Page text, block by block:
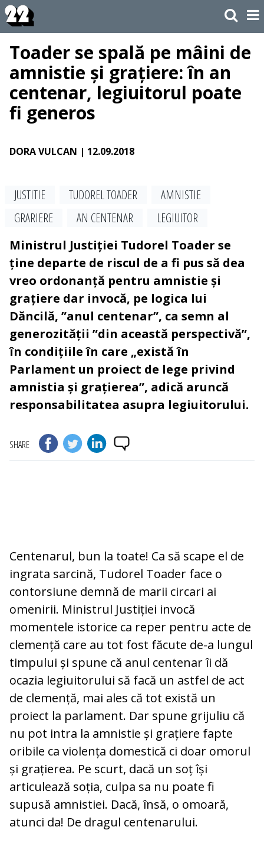
Toader se spală pe mâini de
amnistie și grațiere: în an
centenar, legiuitorul poate
fi generos
DORA VULCAN | 12.09.2018
JUSTITIE TUDOREL TOADER
AMNISTIE
GRARIERE
AN CENTENAR
LEGIUITOR
Ministrul Justiției Tudorel Toader se
ține departe de riscul de a fi pus să dea
vreo ordonanță pentru amnistie și
grațiere dar invocă, pe logica lui
Dăncilă, ”anul centenar”, ca semn al
generozității ”din această perspectivă”,
în condițiile în care „există în
Parlament un proiect de lege privind
amnistia și grațierea”, adică aruncă
responsabilitatea asupra legiuitorului.
SHARE
Centenarul, bun la toate! Ca să scape el de
ingrata sarcină, Tudorel Toader face o
contorsiune demnă de marii circari ai
omenirii. Ministrul Justiției invocă
momentele istorice ca reper pentru acte de
clemență care au tot fost făcute de-a lungul
timpului și spune că anul centenar îi dă
ocazia legiuitorului să facă un astfel de act
de clemență, mai ales că tot există un
proiect la parlament. Dar spune grijuliu că
nu pot intra la amnistie și grațiere fapte
oribile ca violența domestică ci doar omorul
și grațierea. Pe scurt, dacă un soț își
articulează soția, culpa sa nu poate fi
supusă amnistiei. Dacă, însă, o omoară,
atunci da! De dragul centenarului.